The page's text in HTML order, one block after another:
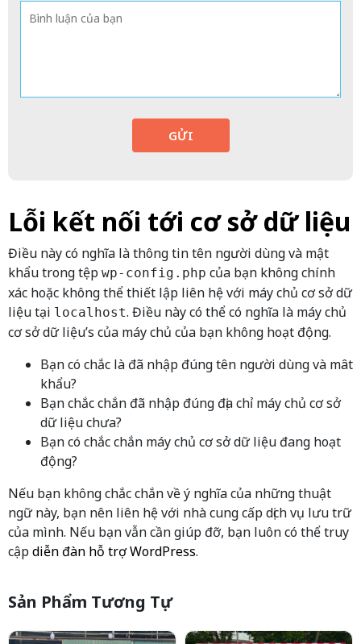
GỬI
Lỗi kết nối tới cơ sở dữ liệu
Điều này có nghĩa là thông tin tên người dùng và mật
khẩu trong tệp wp-config.php của bạn không chính
xác hoặc không thể thiết lập liên hệ với máy chủ cơ sở dữ
liệu tại localhost. Điều này có thể có nghĩa là máy chủ
cơ sở dữ liệu’s của máy chủ của bạn không hoạt động.
Bạn có chắc là đã nhập đúng tên người dùng và mât
khẩu?
Bạn chắc chắn đã nhập đúng địa chỉ máy chủ cơ sở
dữ liệu chưa?
Bạn có chắc chắn máy chủ cơ sở dữ liệu đang hoạt
động?
Nếu bạn không chắc chắn về ý nghĩa của những thuật
ngữ này, bạn nên liên hệ với nhà cung cấp dịch vụ lưu trữ
của mình. Nếu bạn vẫn cần giúp đỡ, bạn luôn có thể truy
cậpdiễn đàn hỗ trợ WordPress.
Sản Phẩm Tương Tự